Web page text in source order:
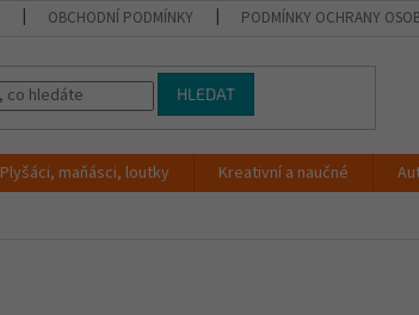
OBCHODNÍ PODMÍNKY PODMÍNKY OCHRANY
HLEDAT
Plyšáci, maňásci, loutky Kreativní a naučné